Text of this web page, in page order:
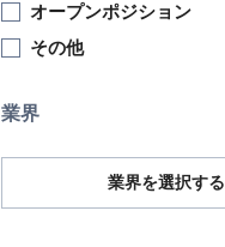
オープンポジション
その他
業界
業界を選択する